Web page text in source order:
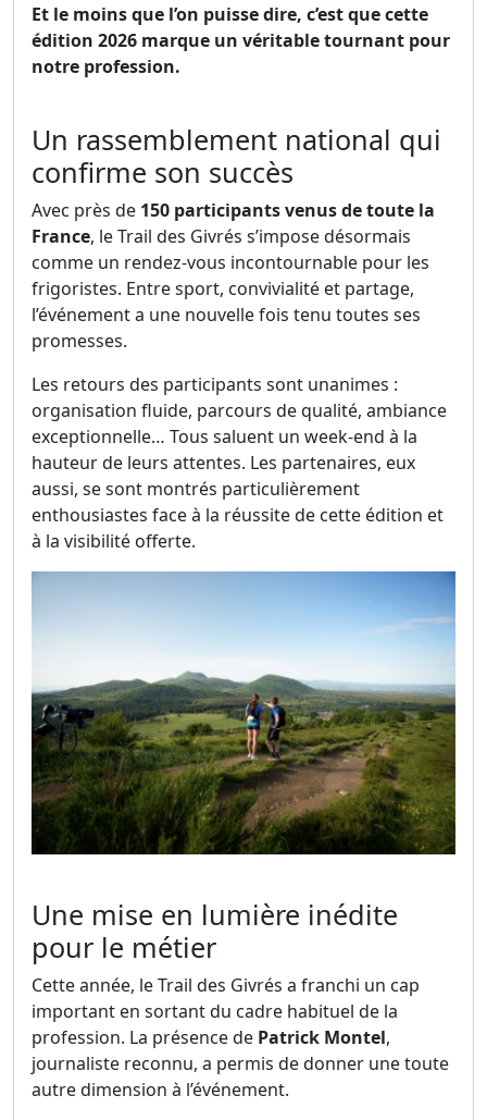
Et le moins que l’on puisse dire, c’est que cette
édition 2026 marque un véritable tournant pour
notre profession.
Un rassemblement national qui
confirme son succès
Avec près de 150 participants venus de toute la
France, le Trail des Givrés s’impose désormais
comme un rendez-vous incontournable pour les
frigoristes. Entre sport, convivialité et partage,
l’événement a une nouvelle fois tenu toutes ses
promesses.
Les retours des participants sont unanimes :
organisation fluide, parcours de qualité, ambiance
exceptionnelle… Tous saluent un week-end à la
hauteur de leurs attentes. Les partenaires, eux
aussi, se sont montrés particulièrement
enthousiastes face à la réussite de cette édition et
à la visibilité offerte.
Une mise en lumière inédite
pour le métier
Cette année, le Trail des Givrés a franchi un cap
important en sortant du cadre habituel de la
profession. La présence de Patrick Montel,
journaliste reconnu, a permis de donner une toute
autre dimension à l’événement.